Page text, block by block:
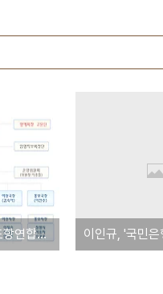
영포목우회관련: 포항연합향우회 조직도 입수